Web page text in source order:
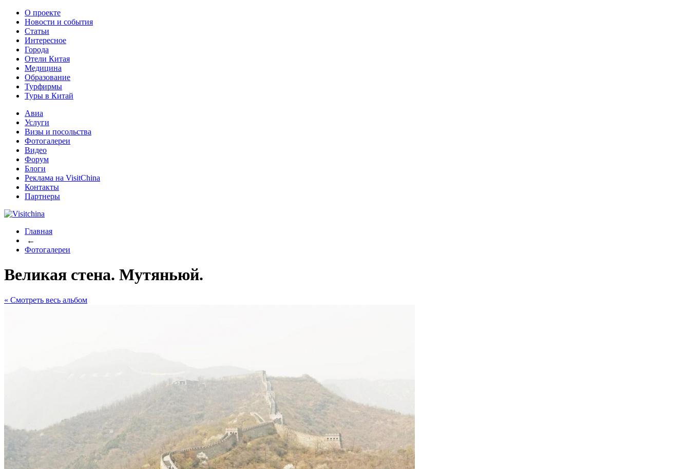
О проекте
Новости и события
Статьи
Интересное
Города
Отели Китая
Медицина
Образование
Турфирмы
Туры в Китай
Авиа
Услуги
Визы и посольства
Фотогалереи
Видео
Форум
Блоги
Реклама на VisitChina
Контакты
Партнеры
Главная
←
Фотогалереи
Великая стена. Мутяньюй.
« Cмотреть весь альбом